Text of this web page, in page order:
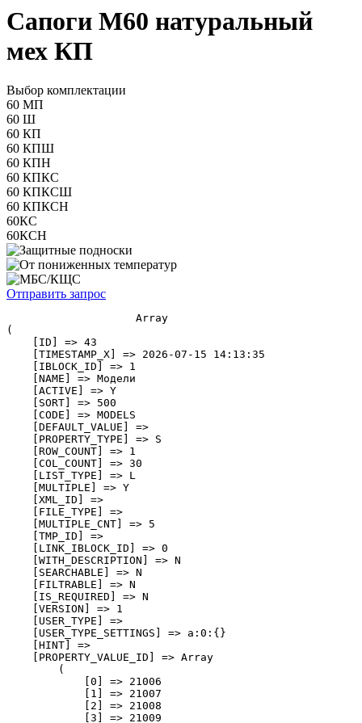
Сапоги М60 натуральный
мех КП
Выбор комплектации
60 МП
60 Ш
60 КП
60 КПШ
60 КПН
60 КПКС
60 КПКСШ
60 КПКСН
60КС
60КСН
Отправить запрос
                    Array
(
    [ID] => 43
    [TIMESTAMP_X] => 2026-07-15 14:13:35
    [IBLOCK_ID] => 1
    [NAME] => Модели
    [ACTIVE] => Y
    [SORT] => 500
    [CODE] => MODELS
    [DEFAULT_VALUE] =>
    [PROPERTY_TYPE] => S
    [ROW_COUNT] => 1
    [COL_COUNT] => 30
    [LIST_TYPE] => L
    [MULTIPLE] => Y
    [XML_ID] =>
    [FILE_TYPE] =>
    [MULTIPLE_CNT] => 5
    [TMP_ID] =>
    [LINK_IBLOCK_ID] => 0
    [WITH_DESCRIPTION] => N
    [SEARCHABLE] => N
    [FILTRABLE] => N
    [IS_REQUIRED] => N
    [VERSION] => 1
    [USER_TYPE] =>
    [USER_TYPE_SETTINGS] => a:0:{}
    [HINT] =>
    [PROPERTY_VALUE_ID] => Array
        (
            [0] => 21006
            [1] => 21007
            [2] => 21008
            [3] => 21009